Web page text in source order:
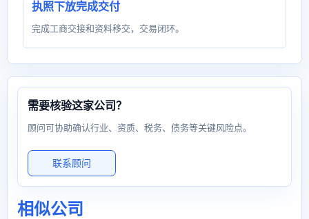
执照下放完成交付
完成工商交接和资料移交，交易闭环。
需要核验这家公司？
顾问可协助确认行业、资质、税务、债务等关键风险点。
联系顾问
相似公司